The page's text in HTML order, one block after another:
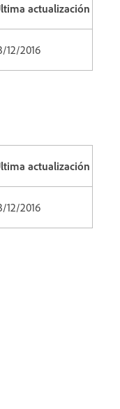
actualización
12/2016
actualización
12/2016